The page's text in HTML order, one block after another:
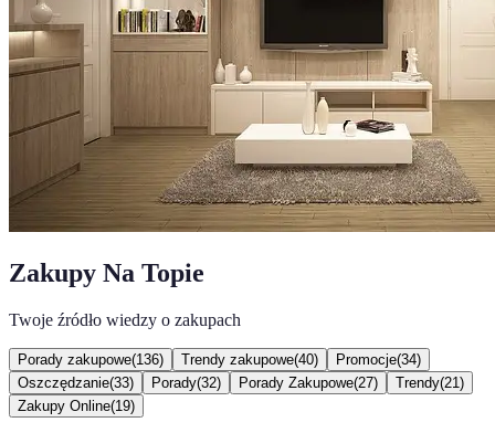
Zakupy Na Topie
Twoje źródło wiedzy o zakupach
Porady zakupowe(136) Trendy zakupowe(40) Promocje(34)
Oszczędzanie(33) Porady(32) Porady Zakupowe(27) Trendy(21 )
Zakupy Online(19)